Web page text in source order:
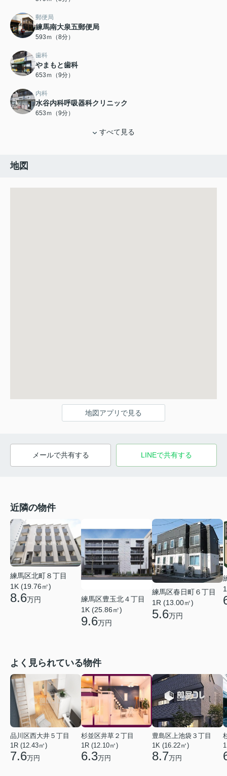
郵便局
練馬南大泉五郵便局
593ｍ（8分）
歯科
やまもと歯科
653ｍ（9分）
内科
水谷内科呼吸器科クリニック
653ｍ（9分）
すべて見る
地図
地図アプリで見る
メールで共有する LINEで共有する
近隣の物件
練馬区北町８丁目
1K (19.76㎡)
8.6万円
練馬区豊玉北４丁目
1K (25.86㎡)
9.6万円
練馬区春日町６丁目
1R (13.00㎡)
5.6万円
よく見られている物件
品川区西大井５丁目
1R (12.43㎡)
7.6万円
杉並区井草２丁目
1R (12.10㎡)
6.3万円
豊島区上池袋３丁目
1K (16.22㎡)
8.7万円